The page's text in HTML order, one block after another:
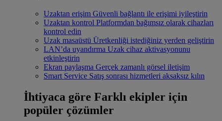
Uzaktan erişim Güvenli bağlantı ile erişimi iyileştirin
Uzaktan kontrol Platformdan bağımsız olarak cihazları
kontrol edin
Uzak masaüstü Üretkenliği istediğiniz yerden geliştirin
LAN’da uyandırma Uzak cihaz aktivasyonunu
etkinleştirin
Ekran paylaşma Gerçek zamanlı görsel iletişim
Smart Service Satış sonrası hizmetleri aksaksız kılın
İhtiyaca göre Farklı ekipler için
popüler çözümler